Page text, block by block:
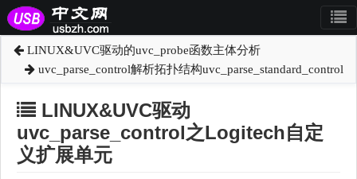
LINUX&UVC驱动的uvc_probe函数主体分析
uvc_parse_control解析拓扑结构uvc_parse_standard_control
LINUX&UVC驱动
uvc_parse_control之Logitech自定
义扩展单元